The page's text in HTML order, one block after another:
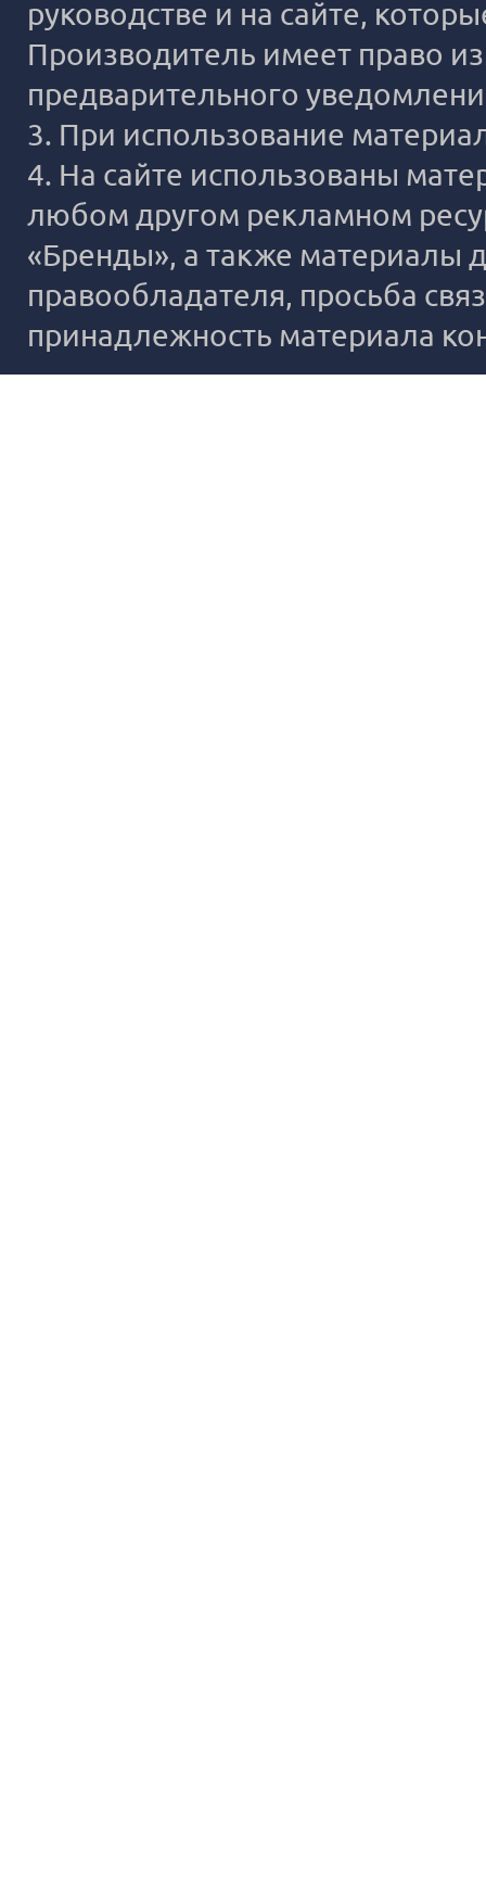
руководстве и на сайте,
Производитель имеет право
предварительного
3. При использование
4. На сайте использованы
любом другом рекламном
«Бренды», а также материалы
правообладателя, просьба
принадлежность материала